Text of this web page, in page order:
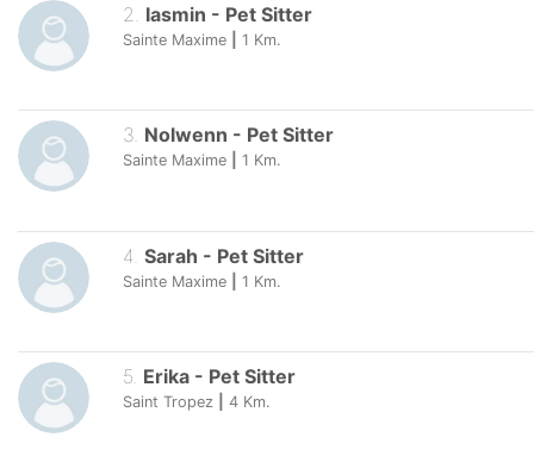
2. Iasmin - Pet Sitter
Sainte Maxime 1 Km.
3. Nolwenn - Pet Sitter
Sainte Maxime 1 Km.
4 Sarah - Pet Sitter
Sainte Maxime 1 Km.
5 Erika - Pet Sitter
Saint Tropez 4 Km.